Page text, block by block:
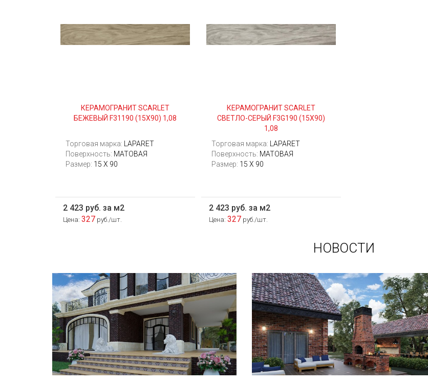
КЕРАМОГРАНИТ SCARLET
БЕЖЕВЫЙ F31190 (15Х90) 1,08
Торговая марка:
LAPARET
Поверхность: МАТОВАЯ
Размер: 15 Х 90
2 423 руб. за м2
Цена: 327 руб./шт.
КЕРАМОГРАНИТ SCARLET
СВЕТЛО-СЕРЫЙ F3G190 (15Х90)
1,08
Торговая марка:
LAPARET
Поверхность: МАТОВАЯ
Размер: 15 Х 90
2 423 руб. за м2
Цена: 327 руб./шт.
НОВОСТИ
Сегодня «клинкером» называют все
подряд... и напольную плитку и ступени
(фронтальные, угловые) для облицовки
крыльца, фасадную плитку и другие
материалы преимущественно для
экстерьерной отделки домов, зон...
В этой статье мы расскажем о том,
что нужно учесть при выборе и
укладке уличных облицовочных
материалов (ступени и плитка).